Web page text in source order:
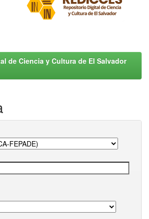
de Ciencia y Cultura de El Salvador